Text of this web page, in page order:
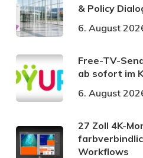
& Policy
6. August
Free-TV-
ab sofort im
6. August
27 Zoll 4K-
Workflows